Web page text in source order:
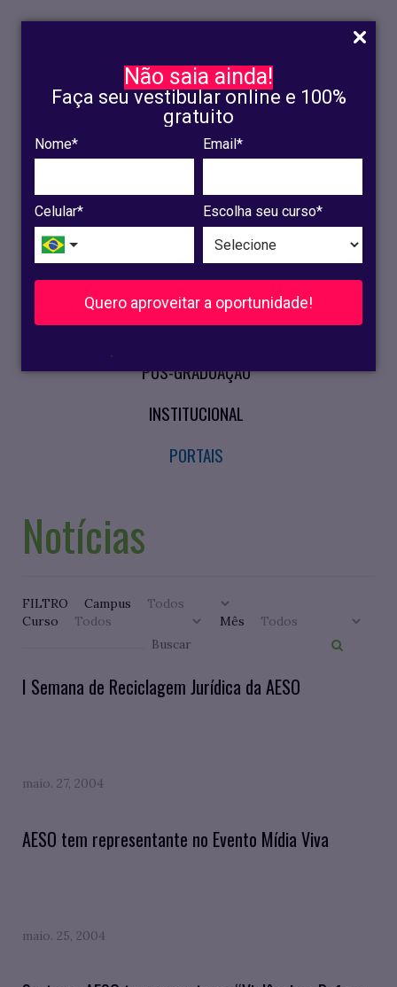
Não saia ainda!
Faça seu vestibular online e 100%
gratuito
Nome* Email*
Celular* Escolha seu curso*
Quero aproveitar a oportunidade!
.
INSCRIÇÃO
OLINDA
RECIFE
VESTIBULAR
CURSOS PRESENCIAIS
PÓS-GRADUAÇÃO
INSTITUCIONAL
PORTAIS
Notícias
FILTRO
Campus
Curso
Mês
I Semana de Reciclagem Jurídica da AESO
maio. 27, 2004
AESO tem representante no Evento Mídia Viva
maio. 25, 2004